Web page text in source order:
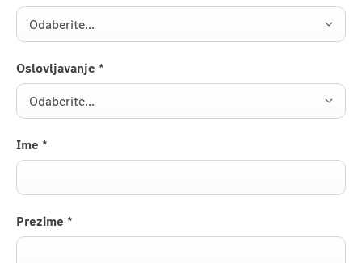
Odaberite...
Oslovljavanje *
Odaberite...
Ime *
Prezime *